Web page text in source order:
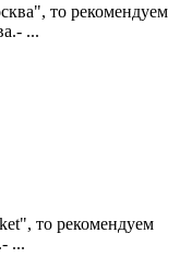
то рекомендуем
...
то рекомендуем
...